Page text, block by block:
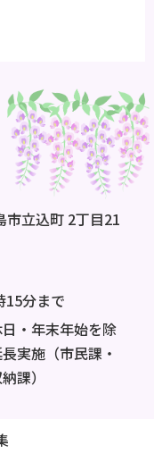
立込町 2丁目21
15分まで
・年末年始を除
実施（市民課・
課）